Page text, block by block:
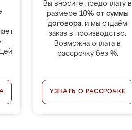
Вы вносите предоплату в
размере 10% от суммы
договора, и мы отдаём
заказ в производство.
Возможна оплата в
рассрочку без %.
УЗНАТЬ О РАССРОЧКЕ